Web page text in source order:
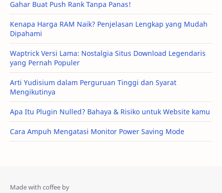
Gahar Buat Push Rank Tanpa Panas!
Kenapa Harga RAM Naik? Penjelasan Lengkap yang Mudah
Dipahami
Waptrick Versi Lama: Nostalgia Situs Download Legendaris
yang Pernah Populer
Arti Yudisium dalam Perguruan Tinggi dan Syarat
Mengikutinya
Apa Itu Plugin Nulled? Bahaya & Risiko untuk Website kamu
Cara Ampuh Mengatasi Monitor Power Saving Mode